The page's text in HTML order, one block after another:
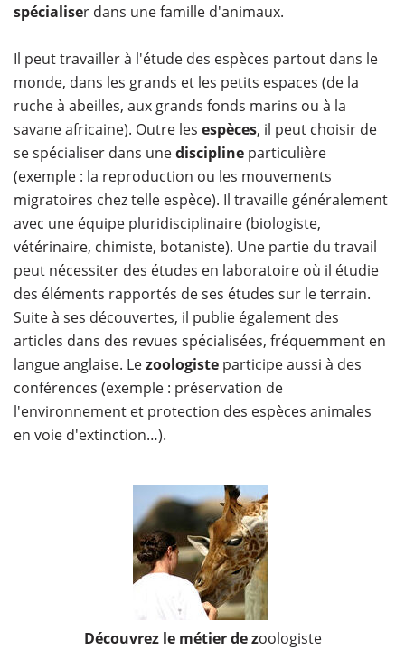
spécialiser dans une famille d'animaux.
Il peut travailler à l'étude des espèces partout dans le
monde, dans les grands et les petits espaces (de la
ruche à abeilles, aux grands fonds marins ou à la
savane africaine). Outre les espèces, il peut choisir de
se spécialiser dans unediscipline particulière
(exemple : la reproduction ou les mouvements
migratoires chez telle espèce). Il travaille généralement
avec une équipe pluridisciplinaire (biologiste,
vétérinaire, chimiste, botaniste). Une partie du travail
peut nécessiter des études en laboratoire où il étudie
des éléments rapportés de ses études sur le terrain.
Suite à ses découvertes, il publie également des
articles dans des revues spécialisées, fréquemment en
langue anglaise. Lezoologiste participe aussi à des
conférences (exemple : préservation de
l'environnement et protection des espèces animales
en voie d'extinction…).
​Découvrez le métier de zoologiste